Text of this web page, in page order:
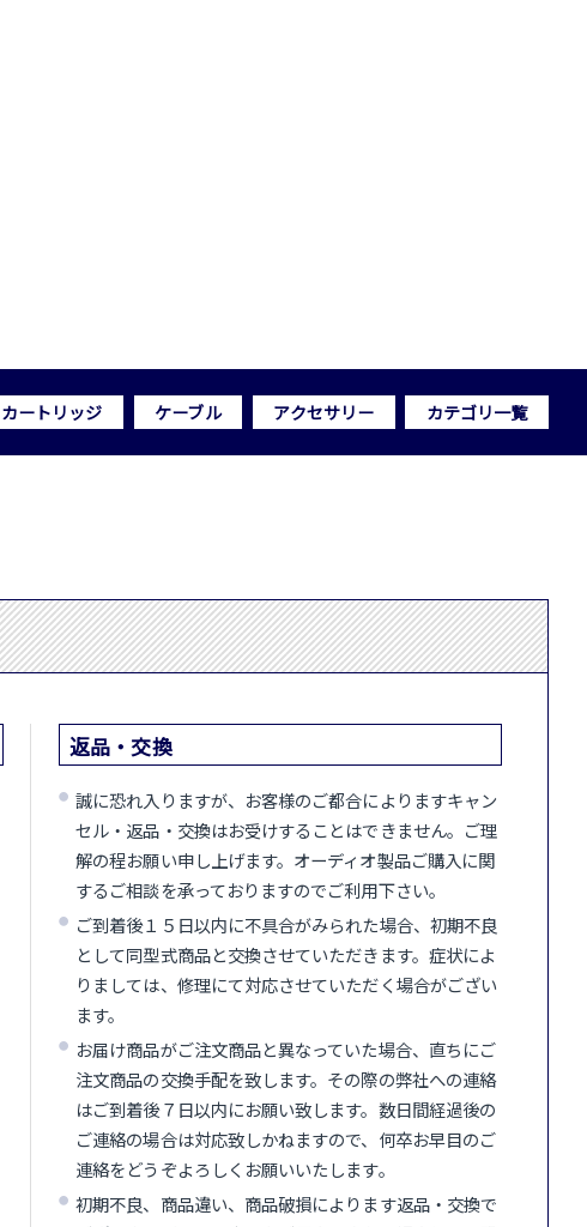
カートリッジ ケーブル アクセサリー カテゴリ一覧
返品・交換
誠に恐れ入りますが、お客様のご都合によりますキャン
セル・返品・交換はお受けすることはできません。ご理
解の程お願い申し上げます。オーディオ製品ご購入に関
するご相談を承っておりますのでご利用下さい。
ご到着後１５日以内に不具合がみられた場合、初期不良
として同型式商品と交換させていただきます。症状によ
りましては、修理にて対応させていただく場合がござい
ます。
お届け商品がご注文商品と異なっていた場合、直ちにご
注文商品の交換手配を致します。その際の弊社への連絡
はご到着後７日以内にお願い致します。数日間経過後の
ご連絡の場合は対応致しかねますので、何卒お早目のご
連絡をどうぞよろしくお願いいたします。
初期不良、商品違い、商品破損によります返品・交換で